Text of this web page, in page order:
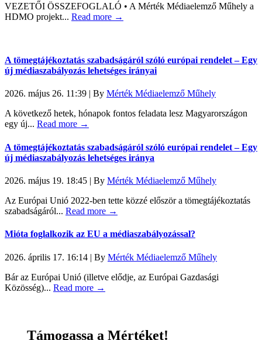
VEZETŐI ÖSSZEFOGLALÓ • A Mérték Médiaelemző Műhely a
HDMO projekt... Read more →
A tömegtájékoztatás szabadságáról szóló európai rendelet – Egy
új médiaszabályozás lehetséges irányai
2026. május 26. 11:39 By Mérték Médiaelemző Műhely
A következő hetek, hónapok fontos feladata lesz Magyarországon
egy új... Read more →
A tömegtájékoztatás szabadságáról szóló európai rendelet – Egy
új médiaszabályozás lehetséges iránya
2026. május 19. 18:45 | By Mérték Médiaelemző Műhely
Az Európai Unió 2022-ben tette közzé először a tömegtájékoztatás
szabadságáról... Read more →
Mióta foglalkozik az EU a médiaszabályozással?
2026. április 17. 16:14 | By Mérték Médiaelemző Műhely
Bár az Európai Unió (illetve elődje, az Európai Gazdasági
Közösség)... Read more →
Támogassa a Mértéket!